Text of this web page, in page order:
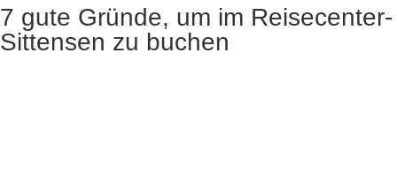
7 gute Gründe, um im Reisecenter-
Sittensen zu buchen